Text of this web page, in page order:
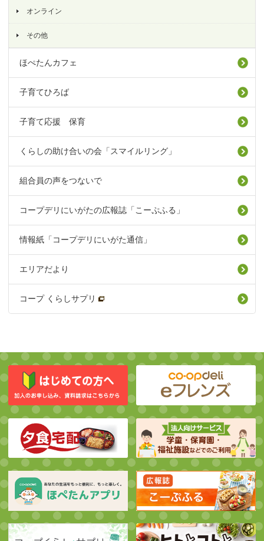
オンライン
その他
ほぺたんカフェ
子育てひろば
子育て応援 保育
くらしの助け合いの会「スマイルリング」
組合員の声をつないで
コープデリにいがたの広報誌「こーぷふる」
情報紙「コープデリにいがた通信」
エリアだより
コープ くらしサプリ